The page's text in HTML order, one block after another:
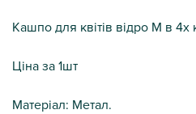
Кашпо для квітів відро M в 4х
Ціна за 1шт
Матеріал: Метал.